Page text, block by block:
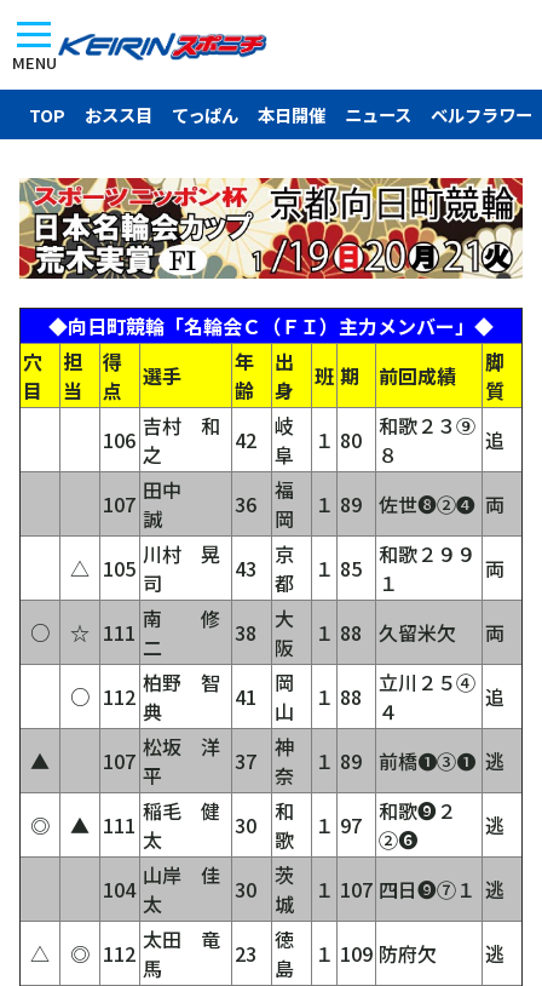
MENU
TOP おスス目 てっぱん 本日開催 ニュース ベルフラワー
◆向日町競輪「名輪会Ｃ（ＦＩ）主力メンバー」◆
穴
目
担
当
得
点
選手
年
齢
出
身
班 期 前回成績
脚
質
106 吉村 和
之
42
岐
阜
１ 80 和歌２３⑨
８
追
107 田中
誠
36
福
岡
１ 89 佐世❽②❹ 両
△ 105 川村 晃
司
43
京
都
１ 85 和歌２９９
１
両
○ ☆ 111 南 修
二
38
大
阪
１ 88 久留米欠 両
○ 112 柏野 智
典
41
岡
山
１ 88
立川２５④
４
追
▲ 107 松坂 洋
平
37
神
奈
１ 89 前橋❶③❶ 逃
◎ ▲ 111 稲毛 健
太
30
和
歌
１ 97 和歌❾２
②❻
逃
104 山岸 佳
太
30
茨
城
１ 107 四日❾⑦１ 逃
△ ◎ 112 太田 竜
馬
23
徳
島
１ 109 防府欠 逃